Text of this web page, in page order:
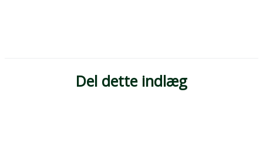
Del dette indlæg